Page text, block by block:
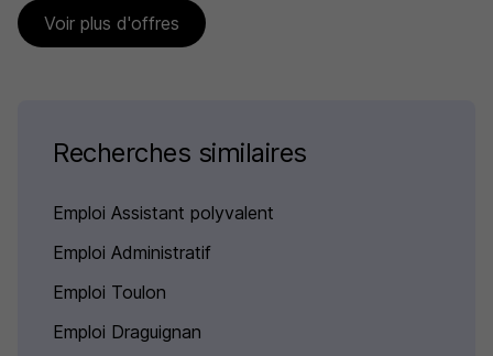
Voir plus d'offres
Recherches similaires
Emploi Assistant polyvalent
Emploi Administratif
Emploi Toulon
Emploi Draguignan